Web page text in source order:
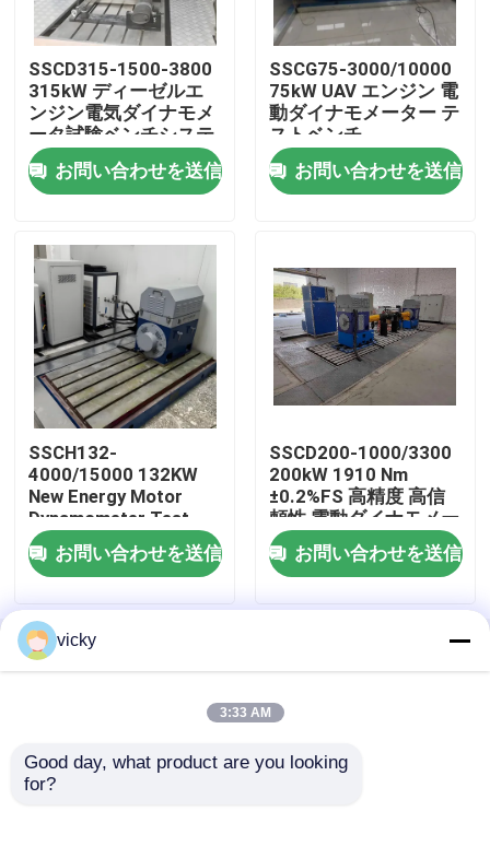
品質管理
連絡 ください
ニュース
トルクの力量計
高速力量計
エンジン テスト力量計
モーター テスト力量計
伝達力量計
AC力量計
燃料消費料量の測定装置
SSCD315-1500-3800
315kW ディーゼルエ
ンジン電気ダイナモメ
ータ試験ベンチシステ
ム
お問い合わせを送信
SSCG75-3000/10000
75kW UAV エンジン 電
動ダイナモメーター テ
ストベンチ
お問い合わせを送信
SSCH132-
4000/15000 132KW
New Energy Motor
Dynamometer Test
Bench System
お問い合わせを送信
SSCD200-1000/3300
200kW 1910 Nm
±0.2%FS 高精度 高信
頼性 電動ダイナモメー
ター試験台 軸性能試験
システム
お問い合わせを送信
ホーム
地図
Privacy Policy
品質 トルクの力量計 中国工場.Copyright © 2026
vicky
3:33 AM
Good day, what product are you looking
for?